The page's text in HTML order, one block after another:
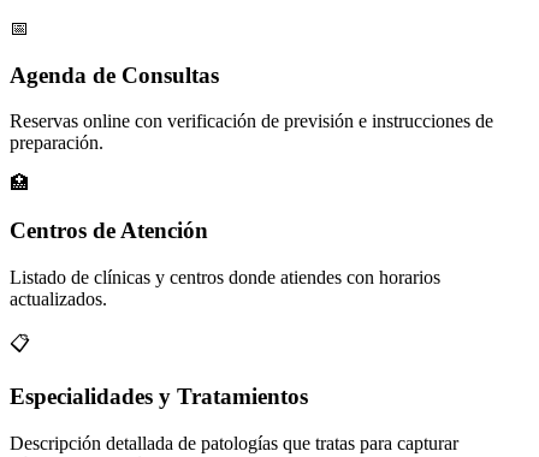
📅
Agenda de Consultas
Reservas online con verificación de previsión e instrucciones de
preparación.
🏥
Centros de Atención
Listado de clínicas y centros donde atiendes con horarios
actualizados.
📋
Especialidades y Tratamientos
Descripción detallada de patologías que tratas para capturar